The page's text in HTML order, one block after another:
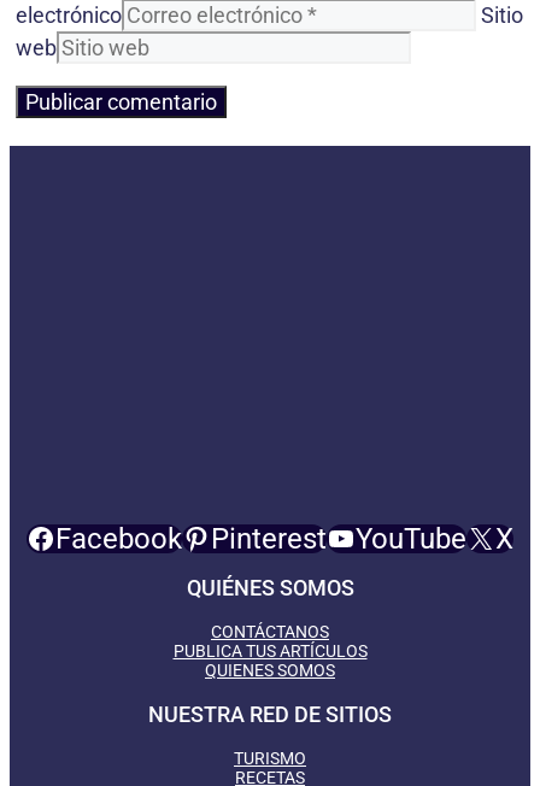
electrónico
Sitio
web
Facebook Pinterest YouTube X
QUIÉNES SOMOS
CONTÁCTANOS
PUBLICA TUS ARTÍCULOS
QUIENES SOMOS
NUESTRA RED DE SITIOS
TURISMO
RECETAS